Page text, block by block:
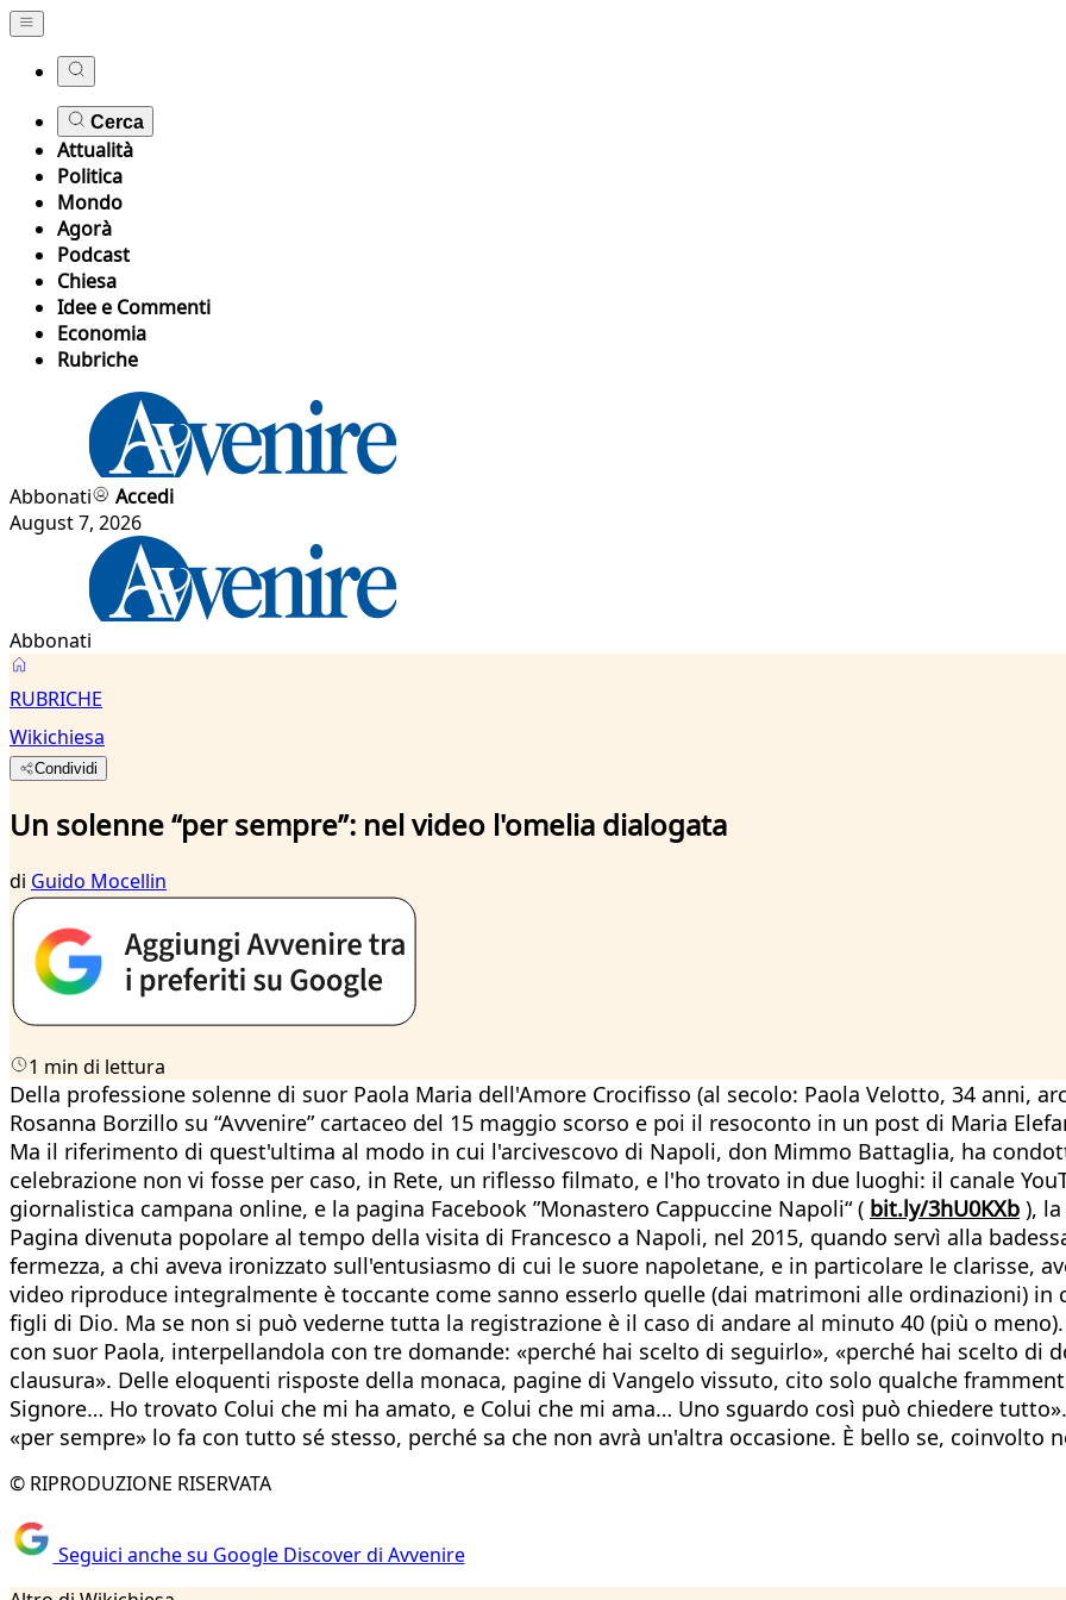
Cerca
Attualità
Politica
Mondo
Agorà
Podcast
Chiesa
Idee e Commenti
Economia
Rubriche
Abbonati
Accedi
August 7, 2026
Abbonati
RUBRICHE
Wikichiesa
Condividi
Un solenne “per sempre”: nel video l'omelia dialogata
di Guido Mocellin
1 min di lettura
Della professione solenne di suor Paola Maria dell'Amore Crocifisso (al secolo: Paola Velotto, 34 anni,
Rosanna Borzillo su “Avvenire” cartaceo del 15 maggio scorso e poi il resoconto in un post di Maria
Ma il riferimento di quest'ultima al modo in cui l'arcivescovo di Napoli, don Mimmo Battaglia, ha
celebrazione non vi fosse per caso, in Rete, un riflesso filmato, e l'ho trovato in due luoghi: il canale
giornalistica campana online, e la pagina Facebook ”Monastero Cappuccine Napoli“ ( bit.ly/3hU0KXb ),
Pagina divenuta popolare al tempo della visita di Francesco a Napoli, nel 2015, quando servì alla
fermezza, a chi aveva ironizzato sull'entusiasmo di cui le suore napoletane, e in particolare le clarisse,
video riproduce integralmente è toccante come sanno esserlo quelle (dai matrimoni alle ordinazioni) in
figli di Dio. Ma se non si può vederne tutta la registrazione è il caso di andare al minuto 40 (più o
con suor Paola, interpellandola con tre domande: «perché hai scelto di seguirlo», «perché hai scelto di
clausura». Delle eloquenti risposte della monaca, pagine di Vangelo vissuto, cito solo qualche
Signore… Ho trovato Colui che mi ha amato, e Colui che mi ama… Uno sguardo così può chiedere
«per sempre» lo fa con tutto sé stesso, perché sa che non avrà un'altra occasione. È bello se, coinvolto
© RIPRODUZIONE RISERVATA
Seguici anche su Google Discover di Avvenire